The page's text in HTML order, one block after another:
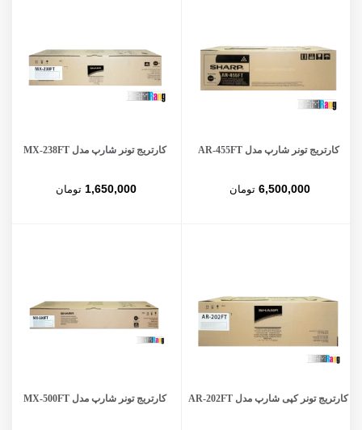
کارتریج تونر شارپ مدل AR-455FT
6,500,000 تومان
کارتریج تونر شارپ مدل MX-238FT
1,650,000 تومان
کارتریج تونر کپی شارپ مدل AR-202FT کارتریج تونر شارپ مدل MX-500FT